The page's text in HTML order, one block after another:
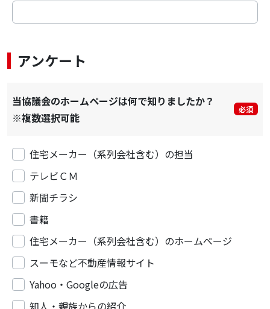
アンケート
当協議会のホームページは何で知りましたか？
※複数選択可能
必須
住宅メーカー（系列会社含む）の担当
テレビＣＭ
新聞チラシ
書籍
住宅メーカー（系列会社含む）のホームページ
スーモなど不動産情報サイト
Yahoo・Googleの広告
知人・親族からの紹介